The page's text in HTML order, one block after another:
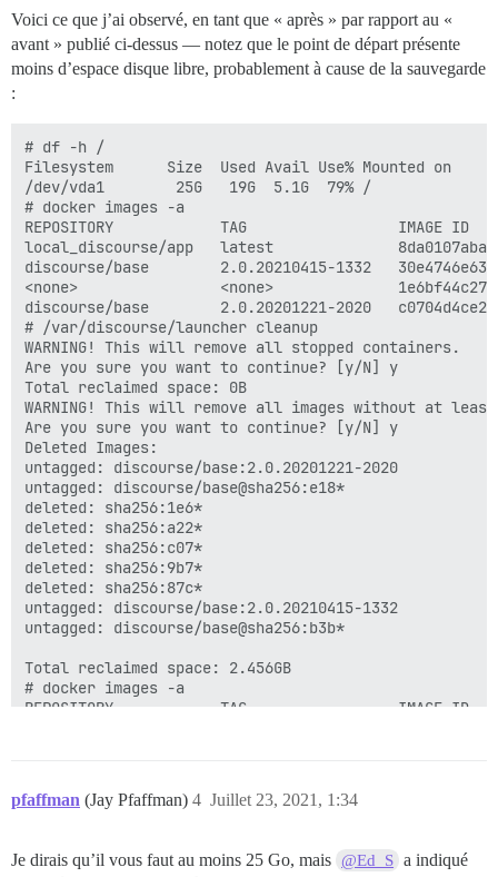
Voici ce que j’ai observé, en tant que « après » par rapport au «
avant » publié ci-dessus — notez que le point de départ présente
moins d’espace disque libre, probablement à cause de la sauvegarde
:
# df -h /
Filesystem      Size  Used Avail Use% Mounted on
/dev/vda1        25G   19G  5.1G  79% /
# docker images -a
REPOSITORY            TAG                 IMAGE ID
local_discourse/app   latest
discourse/base        2.0.20210415-1332
<none>                <none>
discourse/base        2.0.20201221-2020
# /var/discourse/launcher cleanup
WARNING! This will remove all stopped containers.
Are you sure you want to continue? [y/N] y
Total reclaimed space: 0B
WARNING! This will remove all images without at
Are you sure you want to continue? [y/N] y
Deleted Images:
untagged: discourse/base:2.0.20201221-2020
untagged: discourse/base@sha256:e18*
deleted: sha256:1e6*
deleted: sha256:a22*
deleted: sha256:c07*
deleted: sha256:9b7*
deleted: sha256:87c*
untagged: discourse/base:2.0.20210415-1332
untagged: discourse/base@sha256:b3b*
Total reclaimed space: 2.456GB
# docker images -a
REPOSITORY            TAG                 IMAGE ID
local_discourse/app   latest
/dev/vda1        25G   17G  7.8G  68% /
pfaffman (Jay Pfaffman) Juillet 23, 2021, 1:34
4
Je dirais qu’il vous faut au moins 25 Go, mais @Ed_S a indiqué